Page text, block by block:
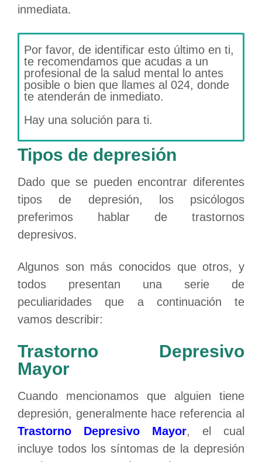
inmediata.
Por favor, de identificar esto último en ti,
te recomendamos que acudas a un
profesional de la salud mental lo antes
posible o bien que llames al 024, donde
te atenderán de inmediato.
Hay una solución para ti.
Tipos de depresión
Dado que se pueden encontrar diferentes
tipos de depresión, los psicólogos
preferimos hablar de trastornos
depresivos.
Algunos son más conocidos que otros, y
todos presentan una serie de
peculiaridades que a continuación te
vamos describir:
Trastorno Depresivo
Mayor
Cuando mencionamos que alguien tiene
depresión, generalmente hace referencia al
Trastorno Depresivo Mayor, el cual
incluye todos los síntomas de la depresión